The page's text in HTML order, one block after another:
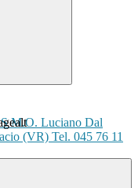
M.O. Luciano Dal
(VR) Tel. 045 76 11